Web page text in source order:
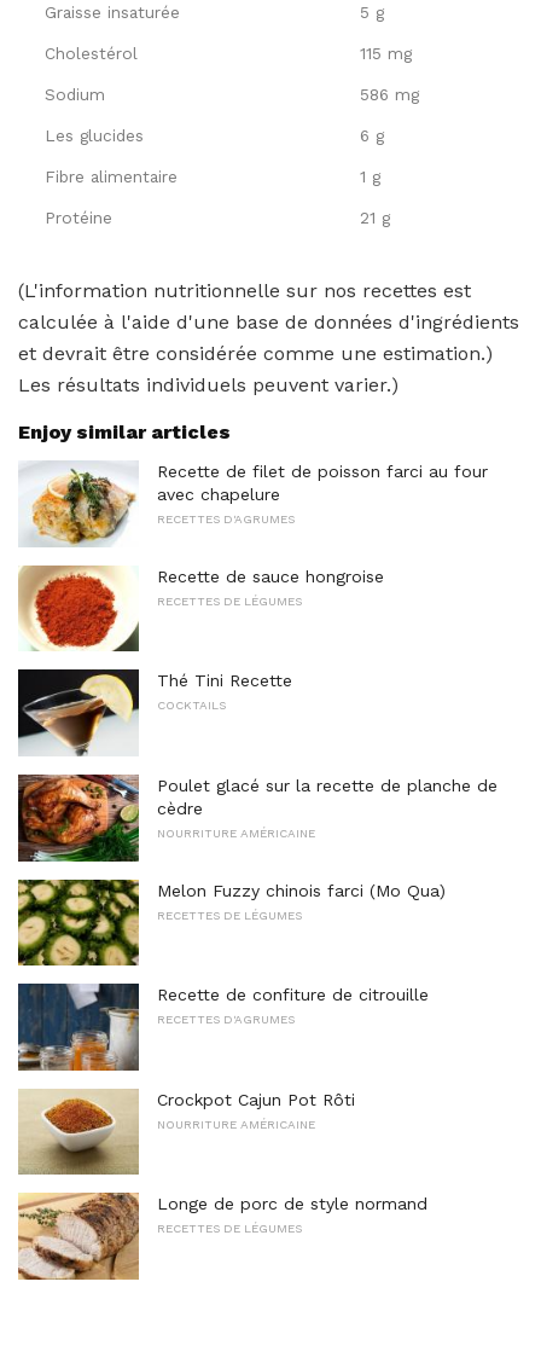
Graisse insaturée 5 g
Cholestérol 115 mg
Sodium 586 mg
Les glucides 6 g
Fibre alimentaire 1 g
Protéine 21 g
(L'information nutritionnelle sur nos recettes est
calculée à l'aide d'une base de données d'ingrédients
et devrait être considérée comme une estimation.)
Les résultats individuels peuvent varier.)
Enjoy similar articles
Recette de filet de poisson farci au four
avec chapelure
RECETTES D'AGRUMES
Recette de sauce hongroise
RECETTES DE LÉGUMES
Thé Tini Recette
COCKTAILS
Poulet glacé sur la recette de planche de
cèdre
NOURRITURE AMÉRICAINE
Melon Fuzzy chinois farci (Mo Qua)
RECETTES DE LÉGUMES
Recette de confiture de citrouille
RECETTES D'AGRUMES
Crockpot Cajun Pot Rôti
NOURRITURE AMÉRICAINE
Longe de porc de style normand
RECETTES DE LÉGUMES